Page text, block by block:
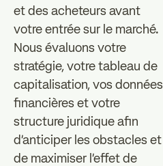
et des acheteurs avant
votre entrée sur le marché.
Nous évaluons votre
stratégie, votre tableau de
capitalisation, vos données
financières et votre
structure juridique afin
d'anticiper les obstacles et
de maximiser l'effet de